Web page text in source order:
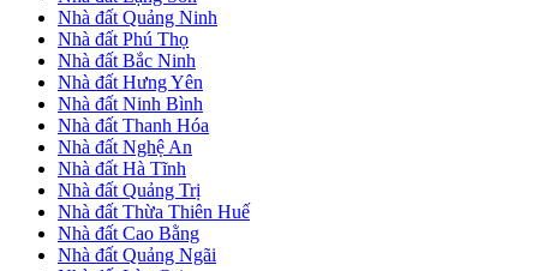
Nhà đất Quảng Ninh
Nhà đất Phú Thọ
Nhà đất Bắc Ninh
Nhà đất Hưng Yên
Nhà đất Ninh Bình
Nhà đất Thanh Hóa
Nhà đất Nghệ An
Nhà đất Hà Tĩnh
Nhà đất Quảng Trị
Nhà đất Thừa Thiên Huế
Nhà đất Cao Bằng
Nhà đất Quảng Ngãi